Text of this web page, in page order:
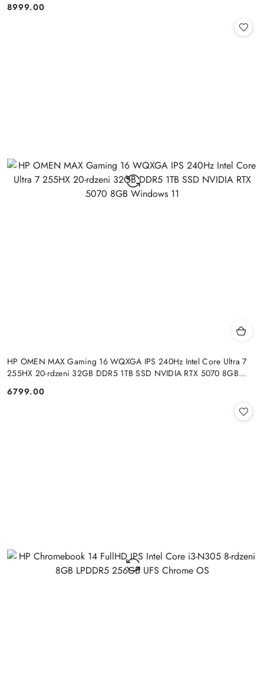
Cena:
8999.00
HP OMEN MAX Gaming 16 WQXGA IPS 240Hz Intel Core Ultra 7
255HX 20-rdzeni 32GB DDR5 1TB SSD NVIDIA RTX 5070 8GB
Cena:
6799.00